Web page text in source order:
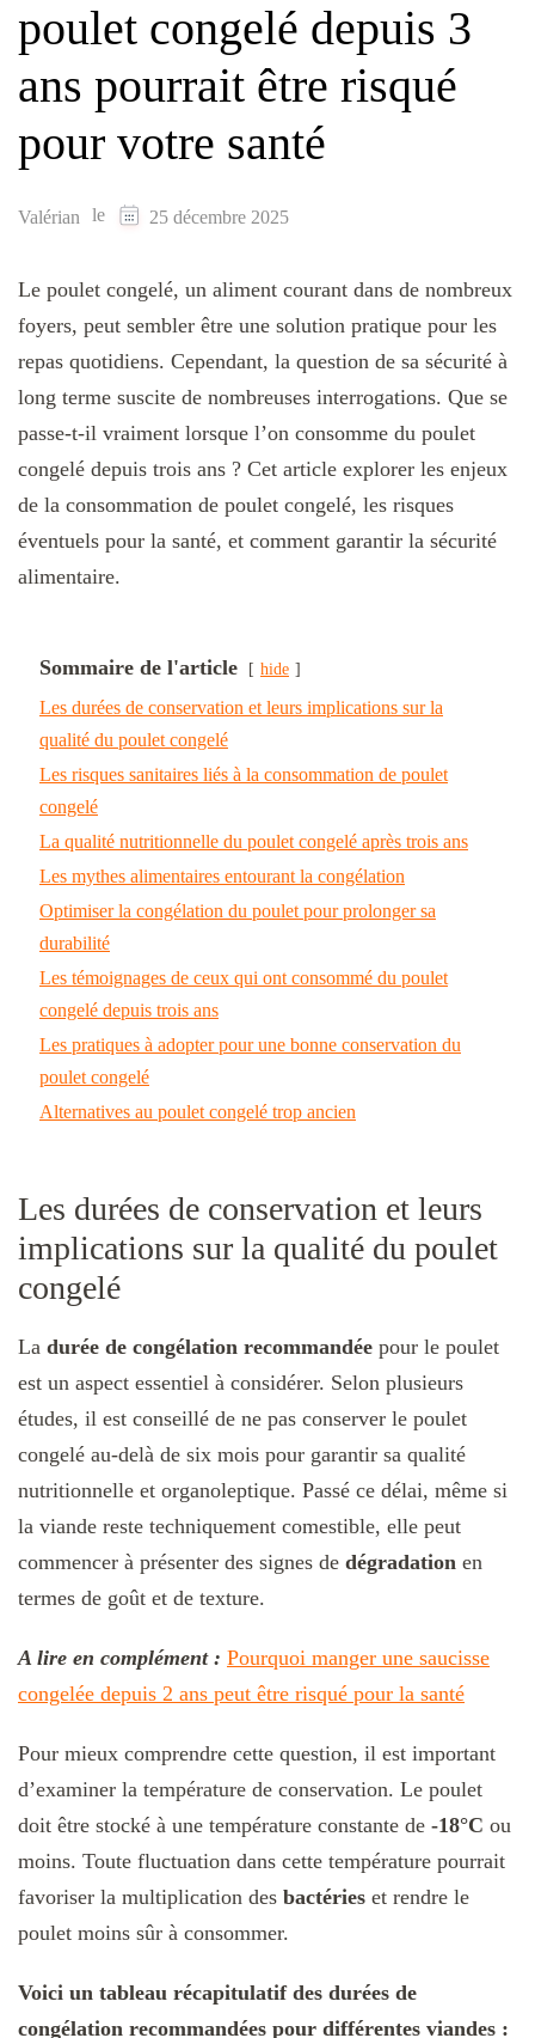
poulet congelé depuis 3
ans pourrait être risqué
pour votre santé
Valérian le 25 décembre 2025
Le poulet congelé, un aliment courant dans de nombreux
foyers, peut sembler être une solution pratique pour les
repas quotidiens. Cependant, la question de sa sécurité à
long terme suscite de nombreuses interrogations. Que se
passe-t-il vraiment lorsque l’on consomme du poulet
congelé depuis trois ans ? Cet article explorer les enjeux
de la consommation de poulet congelé, les risques
éventuels pour la santé, et comment garantir la sécurité
alimentaire.
Sommaire de l'article hide
Les durées de conservation et leurs implications sur la
qualité du poulet congelé
Les risques sanitaires liés à la consommation de poulet
congelé
La qualité nutritionnelle du poulet congelé après trois ans
Les mythes alimentaires entourant la congélation
Optimiser la congélation du poulet pour prolonger sa
durabilité
Les témoignages de ceux qui ont consommé du poulet
congelé depuis trois ans
Les pratiques à adopter pour une bonne conservation du
poulet congelé
Alternatives au poulet congelé trop ancien
Les durées de conservation et leurs
implications sur la qualité du poulet
congelé
La durée de congélation recommandée pour le poulet
est un aspect essentiel à considérer. Selon plusieurs
études, il est conseillé de ne pas conserver le poulet
congelé au-delà de six mois pour garantir sa qualité
nutritionnelle et organoleptique. Passé ce délai, même si
la viande reste techniquement comestible, elle peut
commencer à présenter des signes de dégradation en
termes de goût et de texture.
A lire en complément : Pourquoi manger une saucisse
congelée depuis 2 ans peut être risqué pour la santé
Pour mieux comprendre cette question, il est important
d’examiner la température de conservation. Le poulet
doit être stocké à une température constante de -18°C ou
moins. Toute fluctuation dans cette température pourrait
favoriser la multiplication des bactéries et rendre le
poulet moins sûr à consommer.
Voici un tableau récapitulatif des durées de
congélation recommandées pour différentes viandes :